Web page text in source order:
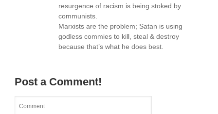
resurgence of racism is being stoked by
communists.
Marxists are the problem; Satan is using
godless commies to kill, steal & destroy
because that’s what he does best.
Post a Comment!